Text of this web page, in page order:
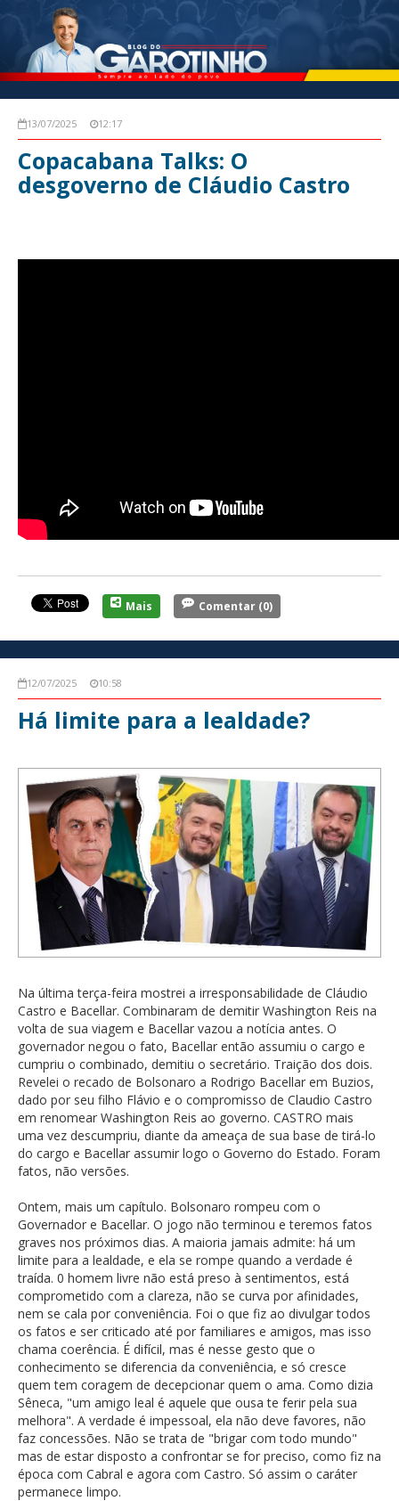
13/07/2025 12:17
Copacabana Talks: O
desgoverno de Cláudio Castro
Mais Comentar (0)
12/07/2025 10:58
Há limite para a lealdade?
Na última terça-feira mostrei a irresponsabilidade de Cláudio
Castro e Bacellar. Combinaram de demitir Washington Reis na
volta de sua viagem e Bacellar vazou a notícia antes. O
governador negou o fato, Bacellar então assumiu o cargo e
cumpriu o combinado, demitiu o secretário. Traição dos dois.
Revelei o recado de Bolsonaro a Rodrigo Bacellar em Buzios,
dado por seu filho Flávio e o compromisso de Claudio Castro
em renomear Washington Reis ao governo. CASTRO mais
uma vez descumpriu, diante da ameaça de sua base de tirá-lo
do cargo e Bacellar assumir logo o Governo do Estado. Foram
fatos, não versões.
Ontem, mais um capítulo. Bolsonaro rompeu com o
Governador e Bacellar. O jogo não terminou e teremos fatos
graves nos próximos dias. A maioria jamais admite: há um
limite para a lealdade, e ela se rompe quando a verdade é
traída. 0 homem livre não está preso à sentimentos, está
comprometido com a clareza, não se curva por afinidades,
nem se cala por conveniência. Foi o que fiz ao divulgar todos
os fatos e ser criticado até por familiares e amigos, mas isso
chama coerência. É difícil, mas é nesse gesto que o
conhecimento se diferencia da conveniência, e só cresce
quem tem coragem de decepcionar quem o ama. Como dizia
Sêneca, "um amigo leal é aquele que ousa te ferir pela sua
melhora". A verdade é impessoal, ela não deve favores, não
faz concessões. Não se trata de "brigar com todo mundo"
mas de estar disposto a confrontar se for preciso, como fiz na
época com Cabral e agora com Castro. Só assim o caráter
permanece limpo.